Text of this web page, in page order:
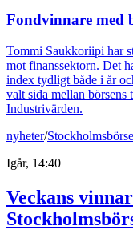
Fondvinnare med
Tommi Saukkoriipi har
mot finanssektorn. Det
index tydligt både i år
valt sida mellan börsens
Industrivärden.
nyheter/
Igår, 14:40
Veckans